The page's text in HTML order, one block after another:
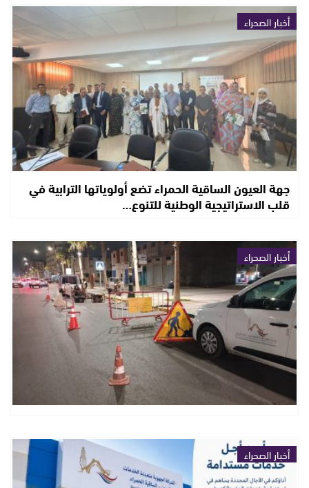
أخبار الصحراء
جهة العيون الساقية الحمراء تضع أولوياتها الترابية في
قلب الاستراتيجية الوطنية للتنوع…
أخبار الصحراء
أخبار الصحراء